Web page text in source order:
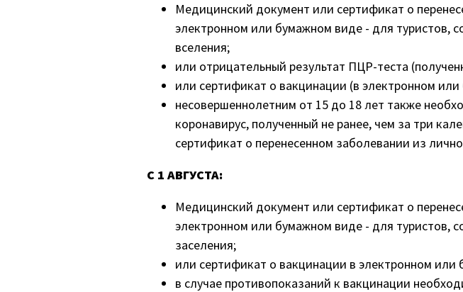
Медицинский документ или сертификат о
электронном или бумажном виде - для туристов,
вселения;
или отрицательный результат ПЦР-теста
или сертификат о вакцинации (в электронном
несовершеннолетним от 15 до 18 лет также
коронавирус, полученный не ранее, чем за три
сертификат о перенесенном заболевании из
С 1 АВГУСТА:
Медицинский документ или сертификат о
электронном или бумажном виде - для туристов,
заселения;
или сертификат о вакцинации в электронном или
в случае противопоказаний к вакцинации